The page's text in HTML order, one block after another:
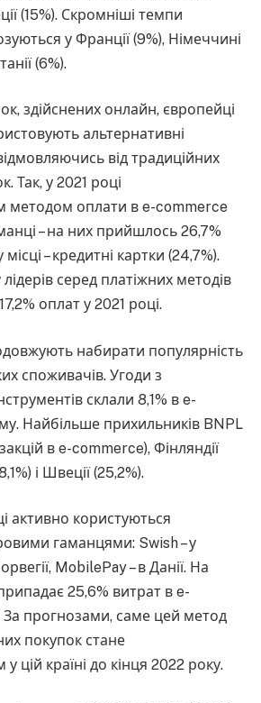
(15%). Скромніші темпи
у Франції (9%), Німеччині
(6%).
здійснених онлайн, європейці
альтернативні
від традиційних
Так, у 2021 році
методом оплати в e-commerce
– на них прийшлось 26,7%
– кредитні картки (24,7%).
серед платіжних методів
оплат у 2021 році.
набирати популярність
споживачів. Угоди з
склали 8,1% в e-
Найбільше прихильників BNPL
в e-commerce), Фінляндії
і Швеції (25,2%).
активно користуються
гаманцями: Swish – у
MobilePay – в Данії. На
25,6% витрат в e-
За прогнозами, саме цей метод
покупок стане
цій країні до кінця 2022 року.